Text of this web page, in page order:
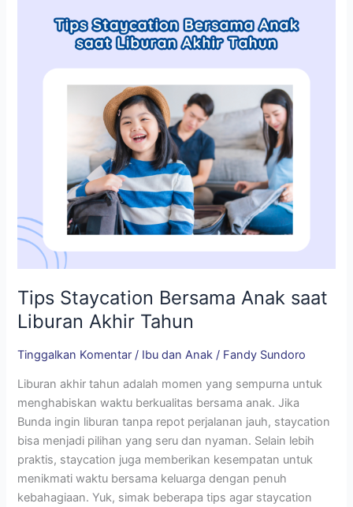
Tips Staycation Bersama Anak saat
Liburan Akhir Tahun
Tinggalkan Komentar / Ibu dan Anak / Fandy Sundoro
Liburan akhir tahun adalah momen yang sempurna untuk
menghabiskan waktu berkualitas bersama anak. Jika
Bunda ingin liburan tanpa repot perjalanan jauh, staycation
bisa menjadi pilihan yang seru dan nyaman. Selain lebih
praktis, staycation juga memberikan kesempatan untuk
menikmati waktu bersama keluarga dengan penuh
kebahagiaan. Yuk, simak beberapa tips agar staycation